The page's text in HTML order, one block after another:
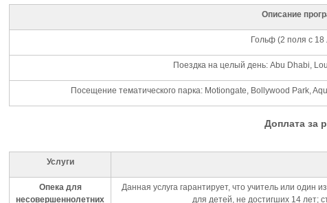
Описание
Гольф (2 поля с 18
Поездка на целый день: Abu Dhabi,
Посещение тематического парка: Motiongate, Bollywood Park,
Доплата за
Услуги
Опека для
несовершеннолетних
Данная услуга гарантирует, что учитель или один
для детей, не достигших 14 лет;